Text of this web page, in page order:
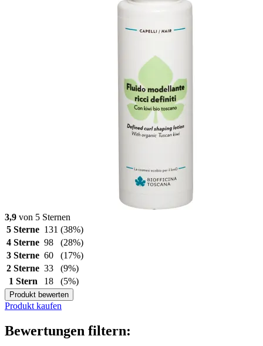
3,9 von 5 Sternen
5 Sterne 131 (38%)
4 Sterne 98
(28%)
3 Sterne 60
(17%)
2 Sterne 33
(9%)
1 Stern
18 (5%)
Produkt bewerten
Produkt kaufen
Bewertungen filtern: